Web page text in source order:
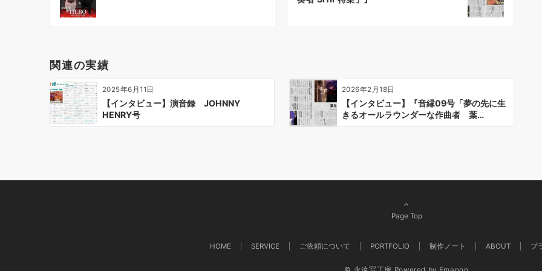
シ
ョ
ン
関連の実績
2025年6月11日
【インタビュー】演音録 JOHNNY
HENRY号
2026年2月18日
【インタビュー】『音縁09号「夢の先に生
きるオールラウンダーな作曲者 葉…
Page Top
HOME SERVICE ご依頼について PORTFOLIO 制作ノート ABOUT プ